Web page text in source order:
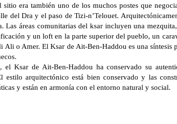
era también uno de los muchos postes que
del Dra y el paso de Tizi-n’Telouet.
Las áreas comunitarias del ksar incluyen una
y un loft en la parte superior del pueblo, un
Ali o Amer. El Ksar de Ait-Ben-Haddou es una síntesis
Ksar de Ait-Ben-Haddou ha conservado su
arquitectónico está bien conservado y las
y están en armonía con el entorno natural y social.